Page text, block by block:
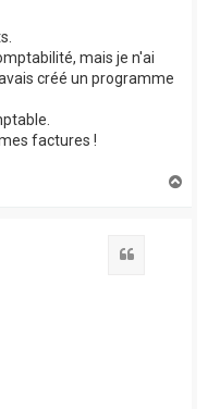
mais je n'ai
créé un programme
factures !